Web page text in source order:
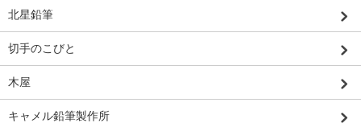
北星鉛筆
切手のこびと
木屋
キャメル鉛筆製作所